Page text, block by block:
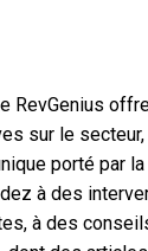
RevGenius
sur le
porté par la
à des
à des